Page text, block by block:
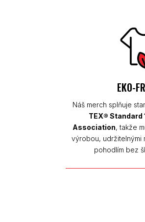
EKO-
Náš merch splňuje
TEX® Standard
Association, takže
výrobou, udržitelnými
pohodlím bez